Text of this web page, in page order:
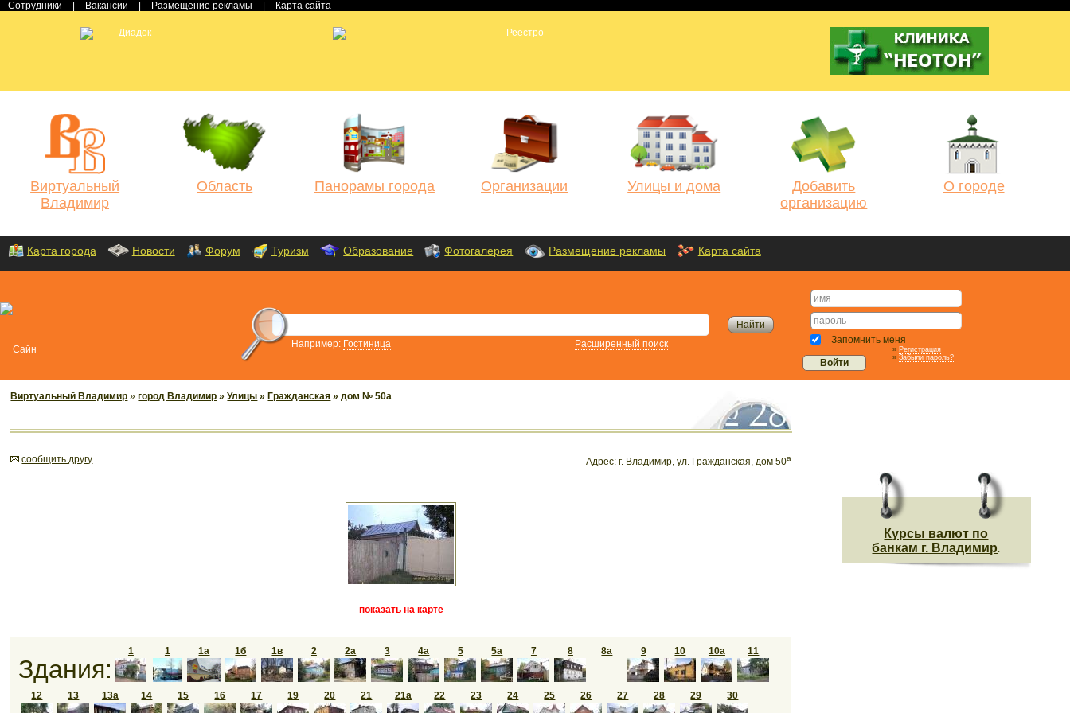
Сотрудники Вакансии Размещение рекламы Карта сайта
Виртуальный
Владимир
Область Панорамы города Организации Улицы и дома
Добавить
организацию
О городе
Карта города Новости Форум Туризм Образование Фотогалерея Размещение рекламы Карта сайта
Например: Гостиница Расширенный поиск Запомнить меня
» Регистрация
» Забыли пароль?
Виртуальный Владимир »город Владимир »Улицы » Гражданская » дом № 50а
cообщить другу Адрес:г. Владимир, ул. Гражданская, дом 50а
показать на карте
Здания:
1 1 1а 1б 1в 2 2а 3 4а 5 5а 7 8 8а 9 10 10а 11
12 13 13а 14 15 16 17 19 20 21 21а 22 23 24 25 26 27 28 29 30
Курсы валют по
банкам г. Владимир: